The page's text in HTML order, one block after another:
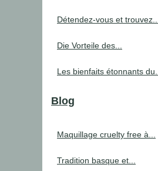
Détendez-vous et trouvez...
Die Vorteile des...
Les bienfaits étonnants du...
Blog
Maquillage cruelty free à...
Tradition basque et...